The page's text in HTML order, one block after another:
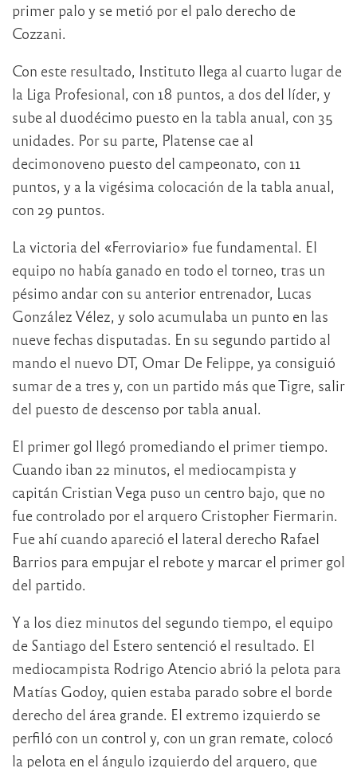
primer palo y se metió por el palo derecho de
Cozzani.
Con este resultado, Instituto llega al cuarto lugar de
la Liga Profesional, con 18 puntos, a dos del líder, y
sube al duodécimo puesto en la tabla anual, con 35
unidades. Por su parte, Platense cae al
decimonoveno puesto del campeonato, con 11
puntos, y a la vigésima colocación de la tabla anual,
con 29 puntos.
La victoria del «Ferroviario» fue fundamental. El
equipo no había ganado en todo el torneo, tras un
pésimo andar con su anterior entrenador, Lucas
González Vélez, y solo acumulaba un punto en las
nueve fechas disputadas. En su segundo partido al
mando el nuevo DT, Omar De Felippe, ya consiguió
sumar de a tres y, con un partido más que Tigre, salir
del puesto de descenso por tabla anual.
El primer gol llegó promediando el primer tiempo.
Cuando iban 22 minutos, el mediocampista y
capitán Cristian Vega puso un centro bajo, que no
fue controlado por el arquero Cristopher Fiermarin.
Fue ahí cuando apareció el lateral derecho Rafael
Barrios para empujar el rebote y marcar el primer gol
del partido.
Y a los diez minutos del segundo tiempo, el equipo
de Santiago del Estero sentenció el resultado. El
mediocampista Rodrigo Atencio abrió la pelota para
Matías Godoy, quien estaba parado sobre el borde
derecho del área grande. El extremo izquierdo se
perfiló con un control y, con un gran remate, colocó
la pelota en el ángulo izquierdo del arquero, que